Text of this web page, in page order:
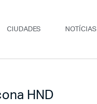
CIUDADES NOTÍCIAS
HND